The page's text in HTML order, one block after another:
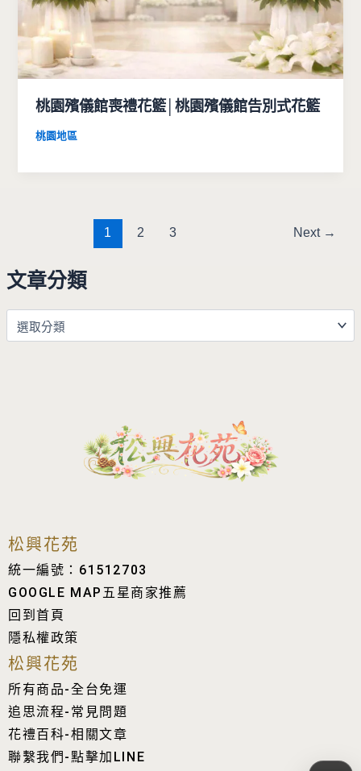
文章分類
桃園殯儀館喪禮花籃│桃園殯儀館告別式花籃
桃園地區
1 2 3 Next →
松興花苑
統一編號：61512703
GOOGLE MAP五星商家推薦
回到首頁
隱私權政策
松興花苑
所有商品-全台免運
追思流程-常見問題
花禮百科-相關文章
聯繫我們-點擊加LINE